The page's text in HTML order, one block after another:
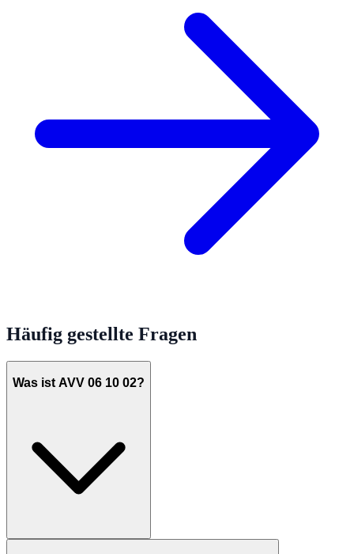
Häufig gestellte Fragen
Was ist AVV 06 10 02?